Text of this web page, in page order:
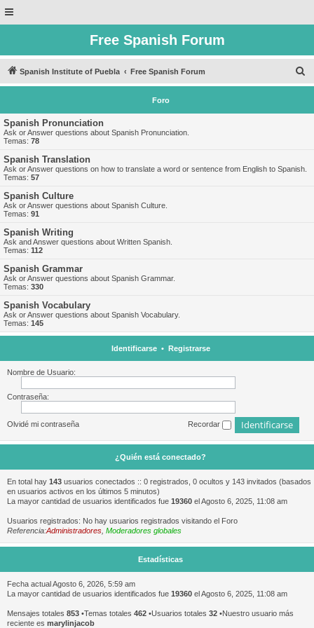
Free Spanish Forum
Spanish Institute of Puebla Free Spanish Forum
u
Foro
Spanish Pronunciation
Ask or Answer questions about Spanish Pronunciation.
Temas: 78
Spanish Translation
Ask or Answer questions on how to translate a word or sentence from English to Spanish.
Temas: 57
Spanish Culture
Ask or Answer questions about Spanish Culture.
Temas: 91
Spanish Writing
Ask and Answer questions about Written Spanish.
Temas: 112
Spanish Grammar
Ask or Answer questions about Spanish Grammar.
Temas: 330
Spanish Vocabulary
Ask or Answer questions about Spanish Vocabulary.
Temas: 145
Identificarse• Registrarse
Nombre de Usuario:
Contraseña:
Olvidé mi contraseña Recordar
¿Quién está conectado?
En total hay 143 usuarios conectados :: 0 registrados, 0 ocultos y 143 invitados (basados
en usuarios activos en los últimos 5 minutos)
La mayor cantidad de usuarios identificados fue 19360 el Agosto 6, 2025, 11:08 am
Usuarios registrados: No hay usuarios registrados visitando el Foro
Referencia:Administradores Moderadores globales
Estadísticas
Fecha actual Agosto 6, 2026, 5:59 am
La mayor cantidad de usuarios identificados fue 19360 el Agosto 6, 2025, 11:08 am
Mensajes totales 853 •Temas totales 462 •Usuarios totales 32 •Nuestro usuario más
reciente es marylinjacob